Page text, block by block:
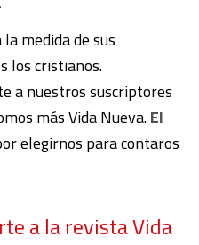
medida de sus
los cristianos.
a nuestros suscriptores
más Vida Nueva.El
elegirnos para contaros
a la revista Vida